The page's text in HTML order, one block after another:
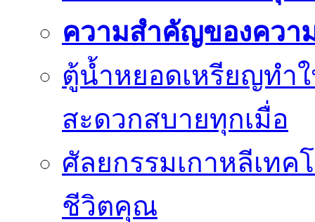
ความสำคัญของควา
ตู้น้ำหยอดเหรียญทำ
สะดวกสบายทุกเมื่อ
ศัลยกรรมเกาหลีเท
ชีวิตคุณ